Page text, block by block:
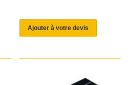
Ajouter à votre devis